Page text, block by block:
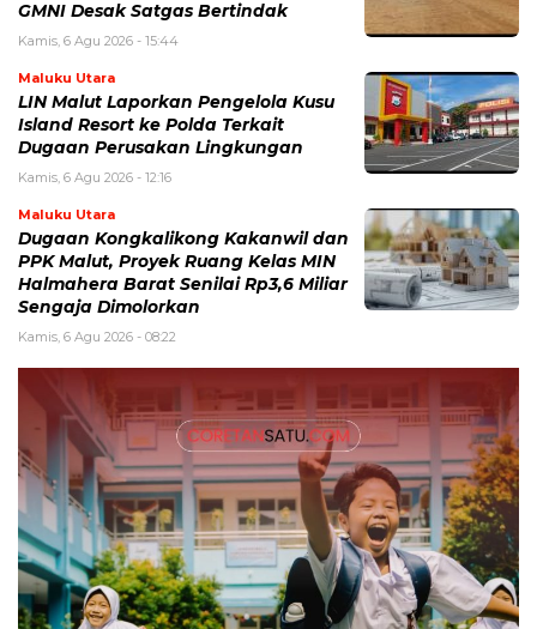
GMNI Desak Satgas Bertindak
Kamis, 6 Agu 2026 - 15:44
Maluku Utara
LIN Malut Laporkan Pengelola Kusu
Island Resort ke Polda Terkait
Dugaan Perusakan Lingkungan
Kamis, 6 Agu 2026 - 12:16
Maluku Utara
Dugaan Kongkalikong Kakanwil dan
PPK Malut, Proyek Ruang Kelas MIN
Halmahera Barat Senilai Rp3,6 Miliar
Sengaja Dimolorkan
Kamis, 6 Agu 2026 - 08:22